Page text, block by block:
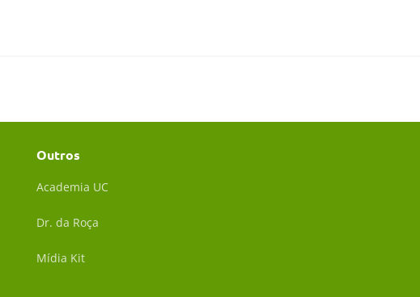
Outros
Academia UC
Dr. da Roça
Mídia Kit